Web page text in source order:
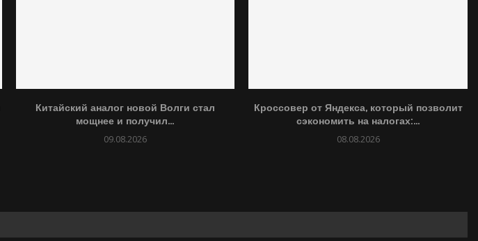
Китайский аналог новой Волги стал
мощнее и получил...
09.08.2026
Кроссовер от Яндекса, который позволит
сэкономить на налогах:...
08.08.2026